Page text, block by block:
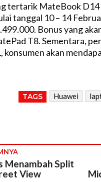
tertarik MateBook
tanggal 10 – 14
Bonus yang
T8. Sementara,
konsumen akan
TAGS Huawei
Menambah Split
View